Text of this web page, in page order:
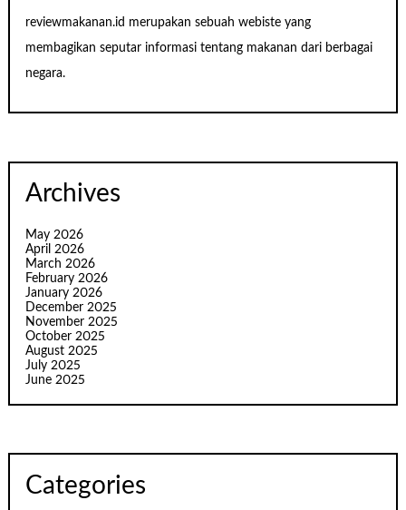
reviewmakanan.id merupakan sebuah webiste yang
membagikan seputar informasi tentang makanan dari berbagai
negara.
Archives
May 2026
April 2026
March 2026
February 2026
January 2026
December 2025
November 2025
October 2025
August 2025
July 2025
June 2025
Categories